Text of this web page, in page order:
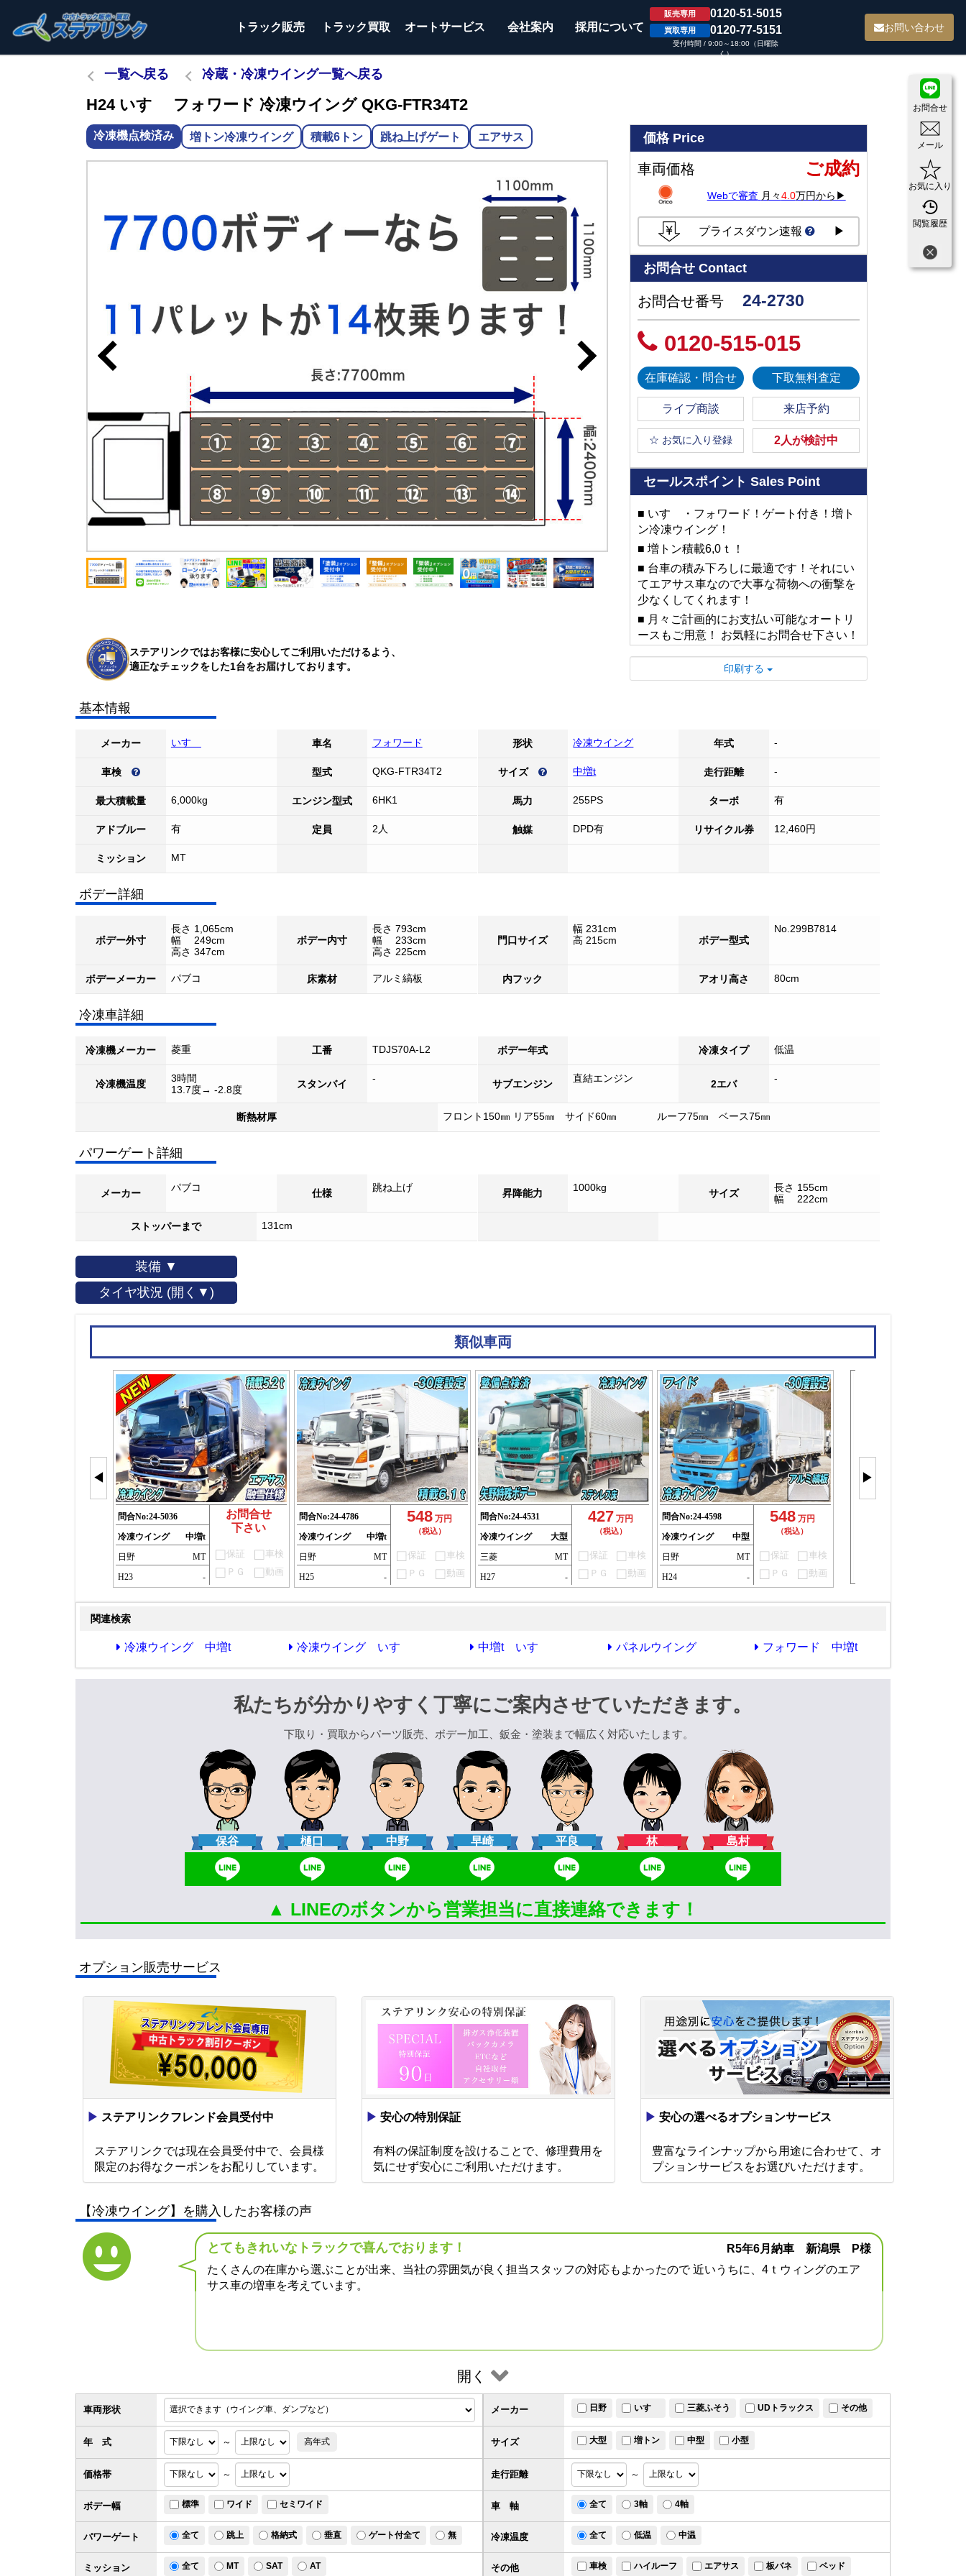
トラック販売 トラック買取 オートサービス 会社案内 採用について
販売専用 0120-51-5015
買取専用 0120-77-5151
受付時間 / 9:00～18:00（日曜除
く）
お問い合わせ
お問合せ
メール
お気に入り
閲覧履歴
一覧へ戻る 冷蔵・冷凍ウイング一覧へ戻る
H24 いすゞ フォワード 冷凍ウイング QKG-FTR34T2
冷凍機点検済み 増トン冷凍ウイング 積載6トン 跳ね上げゲート エアサス
ステアリンクではお客様に安心してご利用いただけるよう、
適正なチェックをした1台をお届けしております。
価格Price
車両価格 ご成約
Webで審査 月々4.0万円から▶
プライスダウン速報 ▶
お問合せ Contact
お問合せ番号 24-2730
0120-515-015
在庫確認・問合せ 下取無料査定
ライブ商談 来店予約
☆ お気に入り登録 2人が検討中
セールスポイント Sales Point
■ いすゞ・フォワード！ゲート付き！増ト
ン冷凍ウイング！
■ 増トン積載6,0ｔ！
■ 台車の積み下ろしに最適です！それにい
てエアサス車なので大事な荷物への衝撃を
少なくしてくれます！
■ 月々ご計画的にお支払い可能なオートリ
ースもご用意！ お気軽にお問合せ下さい！
印刷する
基本情報
メーカー いすゞ 車名 フォワード 形状 冷凍ウイング 年式 -
車検 型式 QKG-FTR34T2 サイズ 中増t 走行距離 -
最大積載量 6,000kg エンジン型式 6HK1 馬力 255PS ターボ 有
アドブルー 有 定員 2人 触媒 DPD有 リサイクル券 12,460円
ミッション MT
ボデー詳細
ボデー外寸
長さ 1,065cm
幅 249cm
高さ 347cm
ボデー内寸
長さ 793cm
幅 233cm
高さ 225cm
門口サイズ
幅 231cm
高 215cm
ボデー型式
No.299B7814
ボデーメーカー パブコ 床素材 アルミ縞板 内フック アオリ高さ 80cm
冷凍車詳細
冷凍機メーカー 菱重 工番 TDJS70A-L2 ボデー年式 冷凍タイプ 低温
冷凍機温度
3時間
13.7度→ -2.8度
スタンバイ - サブエンジン 直結エンジン 2エバ -
断熱材厚 フロント150㎜ リア55㎜ サイド60㎜ ルーフ75㎜ ベース75㎜
パワーゲート詳細
メーカー パブコ 仕様 跳ね上げ 昇降能力 1000kg サイズ
長さ 155cm
幅 222cm
ストッパーまで 131cm
装備 ▼
タイヤ状況 (開く▼)
類似車両
◀
問合No:24-5036
冷凍ウイング
中増t
日野
MT
H23
-
お問合せ
下さい
保証
車検
ＰＧ
動画
問合No:24-4786
冷凍ウイング
中増t
日野
MT
H25
-
548 万円
（税込）
保証
車検
ＰＧ
動画
問合No:24-4531
冷凍ウイング
大型
三菱
MT
H27
-
427 万円
（税込）
保証
車検
ＰＧ
動画
問合No:24-4598
冷凍ウイング
中型
日野
MT
H24
-
548 万円
（税込）
保証
車検
ＰＧ
動画
▶
関連検索
冷凍ウイング 中増t 冷凍ウイング いすゞ 中増t いすゞ パネルウイング フォワード 中増t
私たちが分かりやすく丁寧にご案内させていただきます。
下取り・買取からパーツ販売、ボデー加工、鈑金・塗装まで幅広く対応いたします。
保谷 樋口 中野 早崎 平良 林 島村
▲ LINEのボタンから営業担当に直接連絡できます！
オプション販売サービス
▶ ステアリンクフレンド会員受付中
ステアリンクでは現在会員受付中で、会員様
限定のお得なクーポンをお配りしています。
▶ 安心の特別保証
有料の保証制度を設けることで、修理費用を
気にせず安心にご利用いただけます。
▶ 安心の選べるオプションサービス
豊富なラインナップから用途に合わせて、オ
プションサービスをお選びいただけます。
【冷凍ウイング】を購入したお客様の声
とてもきれいなトラックで喜んでおります！
R5年6月納車 新潟県 P様
たくさんの在庫から選ぶことが出来、当社の雰囲気が良く担当スタッフの対応もよかったので 近いうちに、4ｔウィングのエア
サス車の増車を考えています。
開く
車両形状
サイズ 大型 増トン 中型 小型
価格帯 ～
メーカー 日野 いすゞ 三菱ふそう UDトラックス その他
年 式 ～ 高年式
走行距離 ～
ボデー幅 標準 ワイド セミワイド 車 軸 全て 3軸 4軸
パワーゲート 全て 跳上 格納式 垂直 ゲート付全て 無 冷凍温度 全て 低温 中温
ミッション 全て MT SAT AT その他 車検 ハイルーフ エアサス 板バネ ベッド